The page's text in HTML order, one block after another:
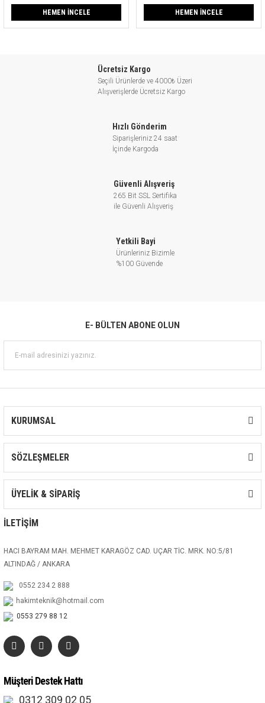
HEMEN İNCELE HEMEN İNCELE
Ücretsiz Kargo
Seçili Ürünlerde ve 4000₺ Üzeri
Alışverişlerde Ücretsiz Kargo
Hızlı Gönderim
Siparişleriniz 24 saat
İçinde Kargoda
Güvenli Alışveriş
265 Bit SSL Sertifika
ile Güvenli Alışveriş
Yetkili Bayi
Ürünleriniz Bizimle
%100 Güvende
E- BÜLTEN ABONE OLUN
KURUMSAL
SÖZLEŞMELER
ÜYELİK & SİPARİŞ
İLETİŞİM
HACI BAYRAM MAH. MEHMET KARAGÖZ CAD. UÇAR TİC. MRK. NO:5/81
ALTINDAĞ / ANKARA
0552 234 2 888
hakimteknik@hotmail.com
0553 279 88 12
Müşteri Destek Hattı
0312 309 02 05